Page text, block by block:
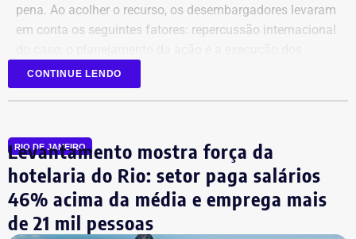
pena. Ao acolher o recurso, os desembargadores levaram
em conta os seguintes fatores: repercussão internacional
disparos em via pública, em uma região de grande
circulação de pessoas.
reconhecesse com menor redução a tentativa de
homicídio contra Fernanda Chaves, assessora de Marielle
que estava no carro no momento dos disparos e
sobreviveu porque se abaixou no banco.
CONTINUE LENDO
RIO DE JANEIRO
Levantamento mostra força da
hotelaria do Rio: setor paga salários
46% acima da média e emprega mais
de 21 mil pessoas